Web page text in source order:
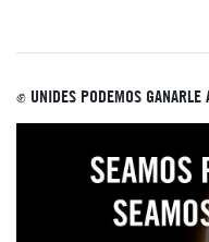
✊ UNIDES PODEMOS GANARLE